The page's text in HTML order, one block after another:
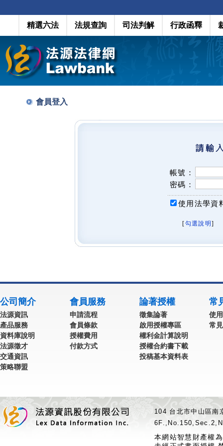
精選六法 法規查詢 司法判解 行政函釋
會員登入
帳號：
密碼：
使用法學資
[勾選說明 ]
公司簡介
法源資訊
產品服務
資料庫說明
法源徵才
交通資訊
策略聯盟
會員服務
申請流程
會員條款
授權費用
付款方式
論著授權
徵集論著
啟用授權專區
權利金計算說明
授權合約書下載
投稿基本資料表
常
使
常
104 台北市中山區
本網站智慧財產權